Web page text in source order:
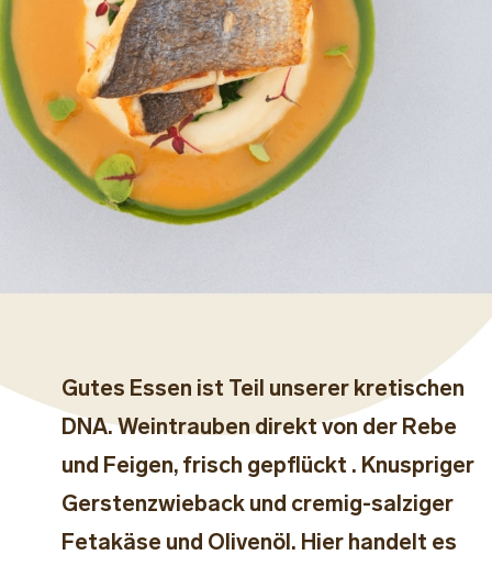
Gutes Essen ist Teil unserer kretischen
DNA. Weintrauben direkt von der Rebe
und Feigen, frisch gepflückt . Knuspriger
Gerstenzwieback und cremig-salziger
Fetakäse und Olivenöl. Hier handelt es